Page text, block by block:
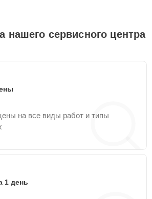
нашего сервисного центра
на все виды работ и типы
1 день